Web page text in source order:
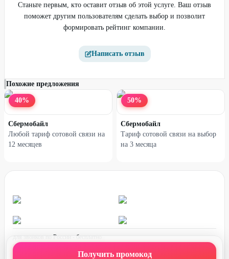
Получить промокод
Станьте первым, кто оставит отзыв об этой услуге. Ваш отзыв
поможет другим пользователям сделать выбор и позволит
формировать рейтинг компании.
Написать отзыв
Похожие предложения
40%
Сбермобайл
Любой тариф сотовой связи на
12 месяцев
50%
Сбермобайл
Тариф сотовой связи на выбор
на 3 месяца
для звонков по России - бесплатно
график работы:
ПН-ПТ с 08:00 до 17:00 (по МСК)